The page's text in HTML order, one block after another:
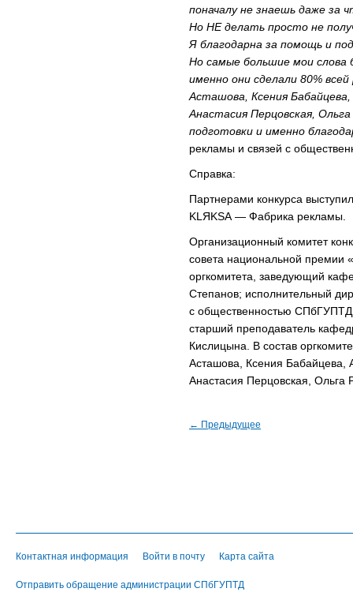
поначалу не знаешь даже за
Но НЕ делать просто не
Я благодарна за помощь и
Но самые большие мои слова
именно они сделали 80%
Асташова, Ксения
Анастасия Перцовская,
подготовки и именно
рекламы и связей с
Справка:
Партнерами конкурса
KLЯKSA — Фабрика рекламы.
Организационный комитет
совета национальной премии
оргкомитета, заведующий
Степанов; исполнительный
с общественностью СПбГУПТД
старший преподаватель
Кислицына. В состав
Асташова, Ксения Бабайцева,
Анастасия Перцовская, Ольга
← Предыдущее
Контактная информация Войти в почту Карта сайта
Отправить обращение администрации СПбГУПТД